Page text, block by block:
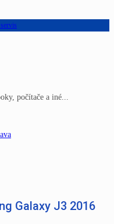
počítače a iné...
Galaxy J3 2016